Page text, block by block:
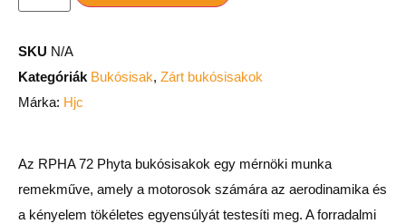
SKU N/A
Kategóriák Bukósisak, Zárt bukósisakok
Márka: Hjc
Az RPHA 72 Phyta bukósisakok egy mérnöki munka
remekműve, amely a motorosok számára az aerodinamika és
a kényelem tökéletes egyensúlyát testesíti meg. A forradalmi